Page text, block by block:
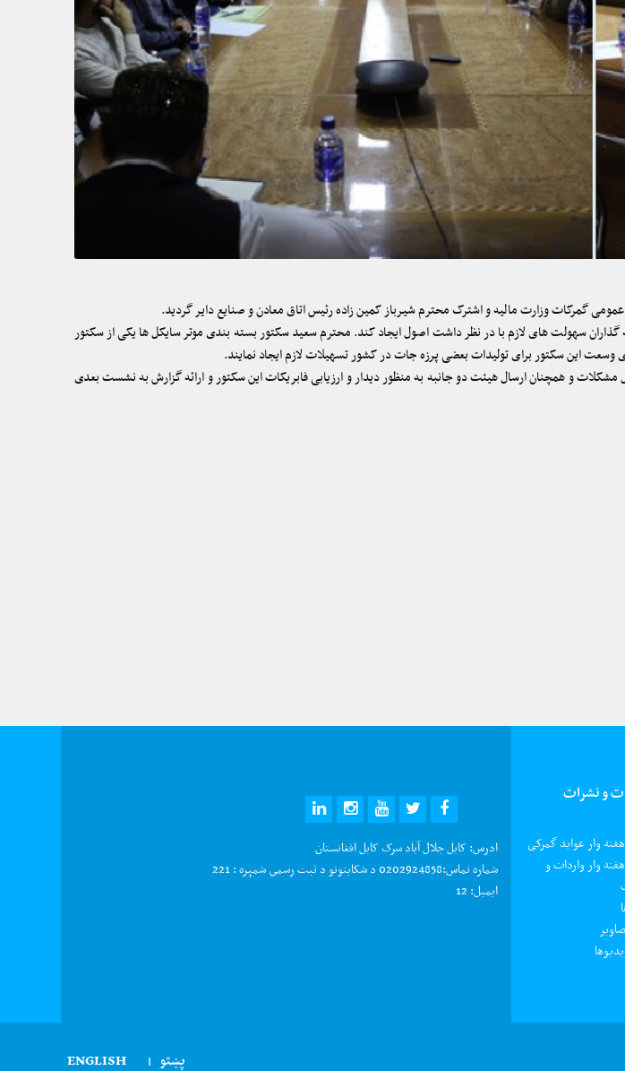
گمرکات وزارت مالیه و اشترک محترم شیرباز کمین زاده رئیس اتاق معادن و صنایع دایر گردید.
سهولت های لازم با در نظر داشت اصول ایجاد کند. محترم سعید سکتور بسته بندی موتر سایکل ها یکی از سکتور
وسعت این سکتور برای تولیدات بعضی پرزه جات در کشور تسهیلات لازم ایجاد نمایند.
و همچنان ارسال هیئت دو جانبه به منظور دیدار و ارزیابی فابریکات این سکتور و ارائه گزارش به نشست بعدی
و نشرات
وار عواید گمرکی
وار واردات و
FACEBOOK
TWITTER
YOUTUBE
INSTAGRAM
LINKEDIN
ادرس:کابل جلال آباد سرک کابل افغانستان
شماره تماس:0202924858 د شکایتونو د ثبت رسمي شمېره : 221
ایمیل:
پښتو |
ENGLISH